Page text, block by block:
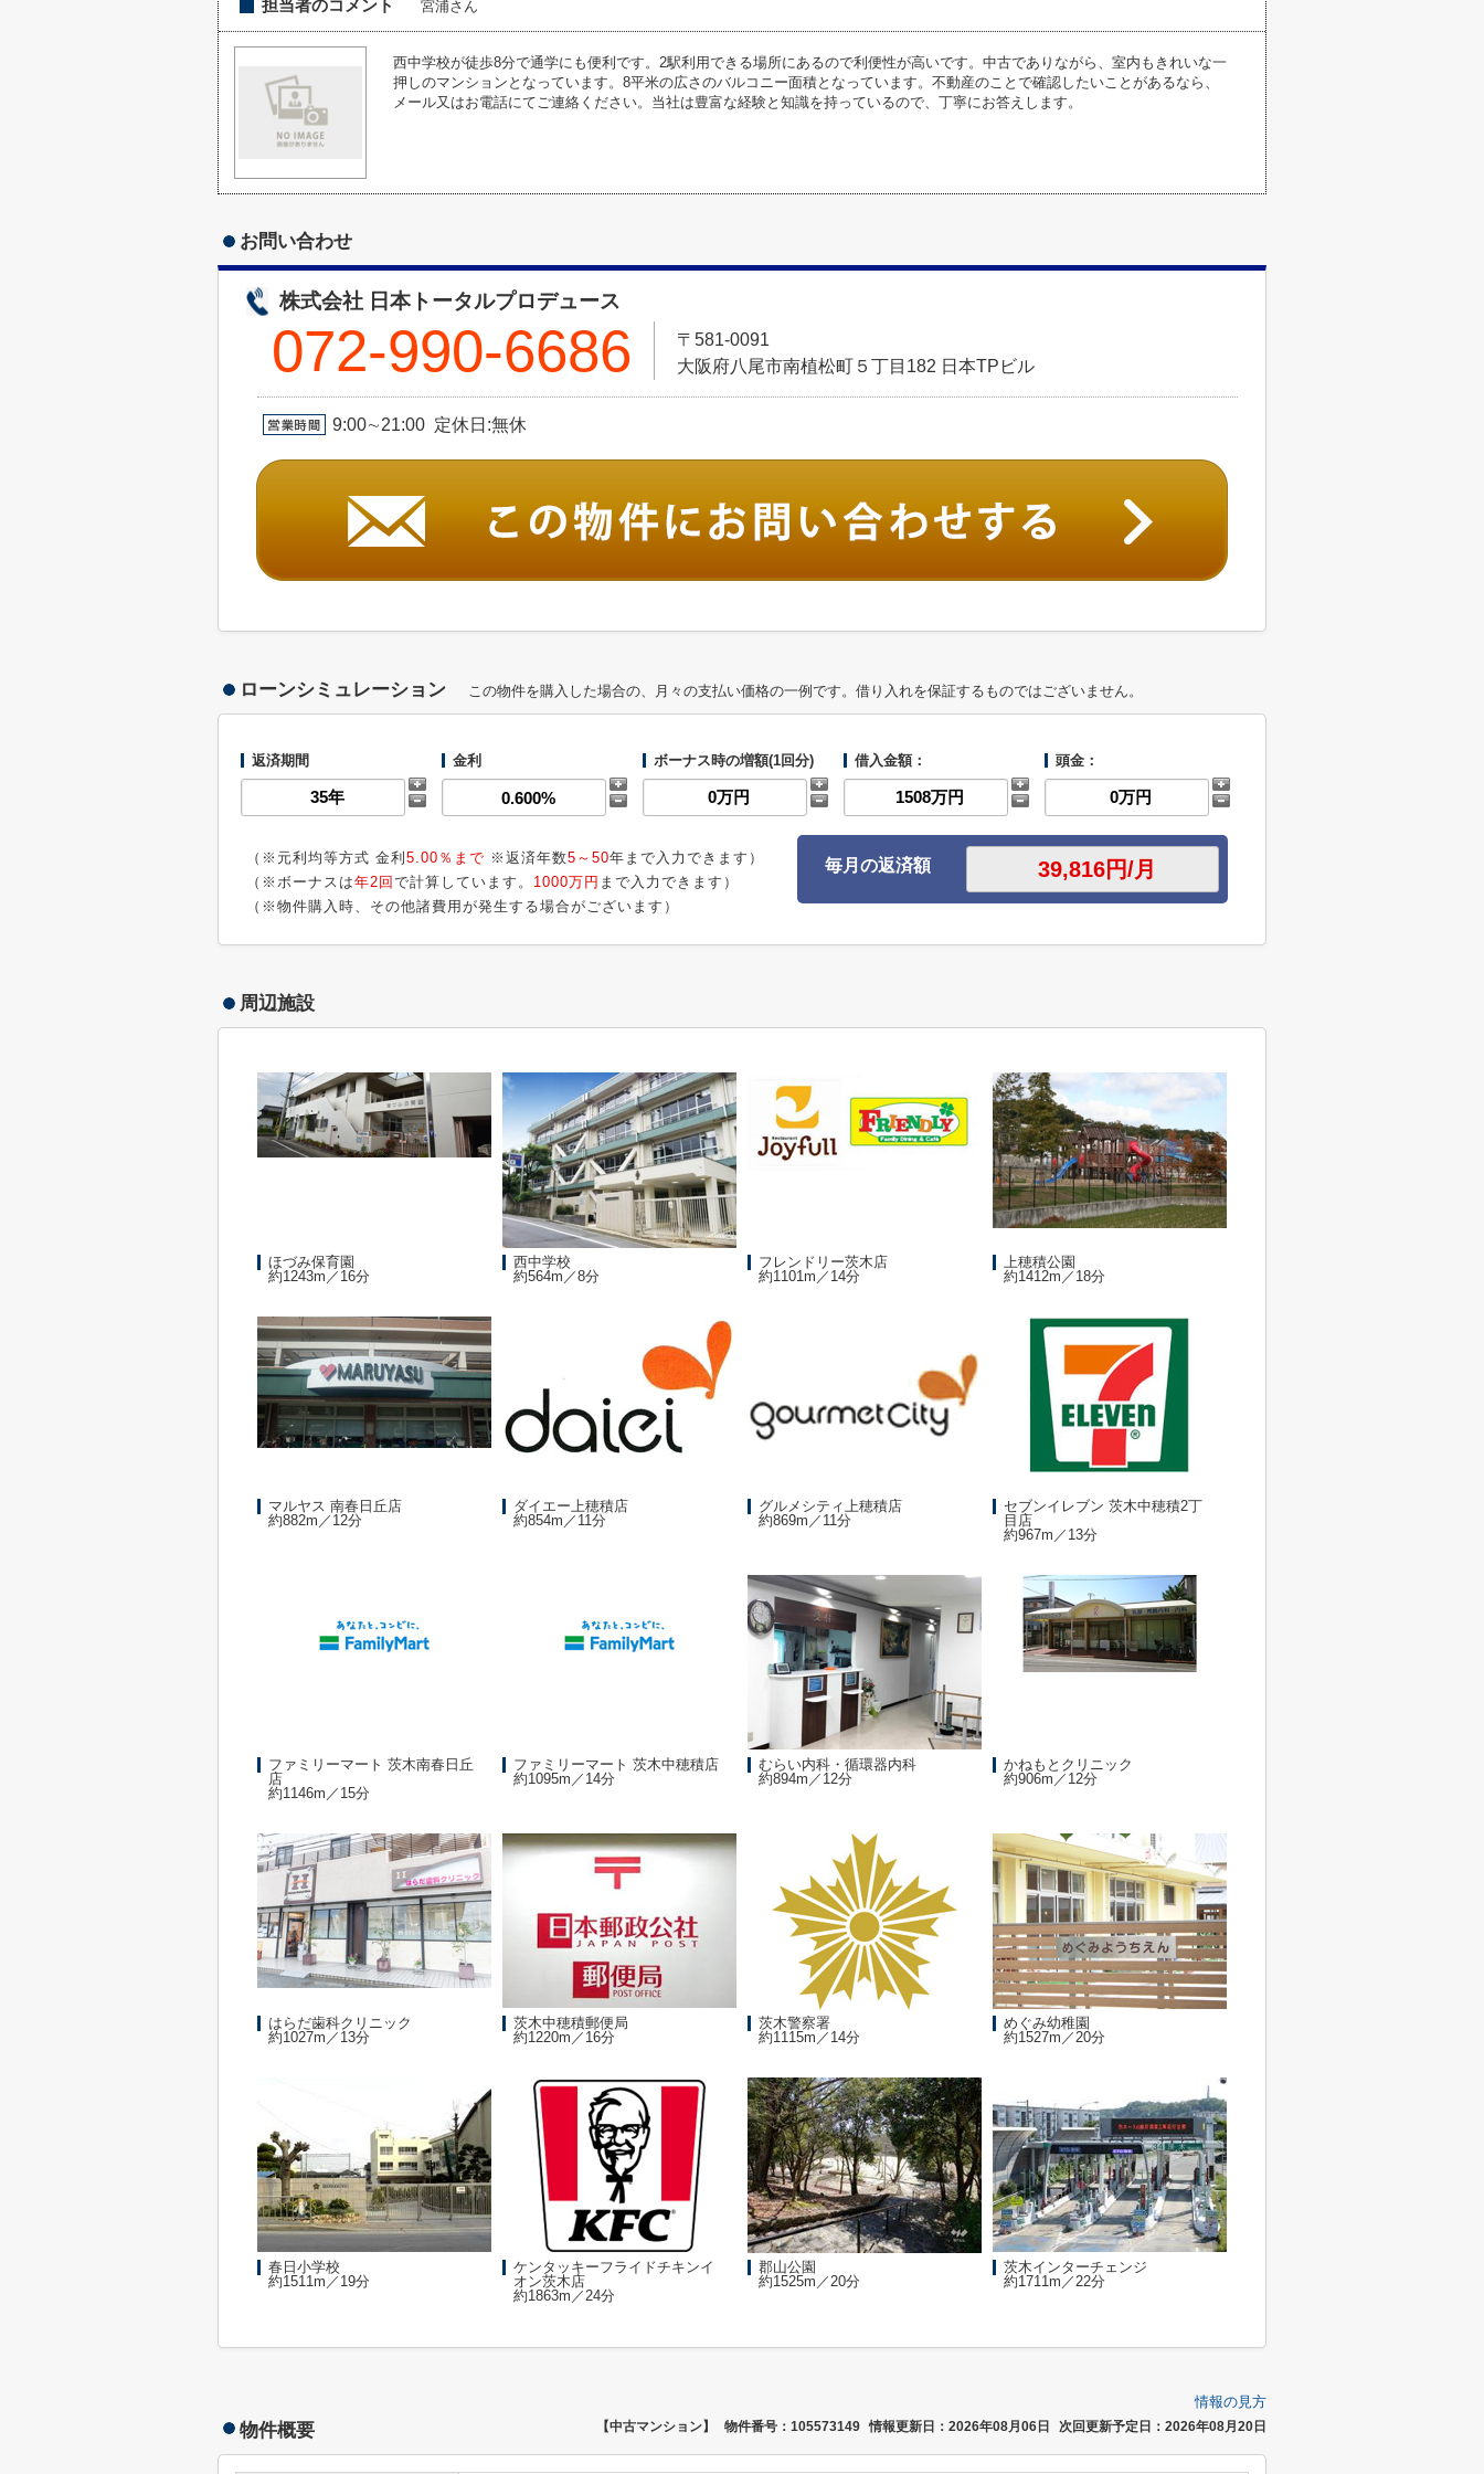
担当者のコメント 宮浦さん
西中学校が徒歩8分で通学にも便利です。2駅利用できる場所にあるので利便性が高いです。中古でありながら、室内もきれいな一
押しのマンションとなっています。8平米の広さのバルコニー面積となっています。不動産のことで確認したいことがあるなら、
メール又はお電話にてご連絡ください。当社は豊富な経験と知識を持っているので、丁寧にお答えします。
お問い合わせ
株式会社 日本トータルプロデュース
072-990-6686
〒581-0091
大阪府八尾市南植松町５丁目182 日本TPビル
9:00∼21:00 定休日:無休
ローンシミュレーション この物件を購入した場合の、月々の支払い価格の一例です。借り入れを保証するものではございません。
返済期間 金利 ボーナス時の増額(1回分) 借入金額： 頭金：
（※元利均等方式 金利 5.00％まで ※返済年数5～50年まで入力できます）
（※ボーナスは年2回 で計算しています。 1000万円 まで入力できます）
（※物件購入時、その他諸費用が発生する場合がございます）
毎月の返済額
周辺施設
ほづみ保育園
約1243m／16分
西中学校
約564m／8分
フレンドリー茨木店
約1101m／14分
上穂積公園
約1412m／18分
マルヤス 南春日丘店
約882m／12分
ダイエー上穂積店
約854m／11分
グルメシティ上穂積店
約869m／11分
セブンイレブン 茨木中穂積2丁
目店
約967m／13分
ファミリーマート 茨木南春日丘
店
約1146m／15分
ファミリーマート 茨木中穂積店
約1095m／14分
むらい内科・循環器内科
約894m／12分
かねもとクリニック
約906m／12分
はらだ歯科クリニック
約1027m／13分
茨木中穂積郵便局
約1220m／16分
茨木警察署
約1115m／14分
めぐみ幼稚園
約1527m／20分
春日小学校
約1511m／19分
ケンタッキーフライドチキンイ
オン茨木店
約1863m／24分
郡山公園
約1525m／20分
茨木インターチェンジ
約1711m／22分
情報の見方
物件概要 【中古マンション】 物件番号：105573149 情報更新日：2026年08月06日 次回更新予定日：2026年08月20日